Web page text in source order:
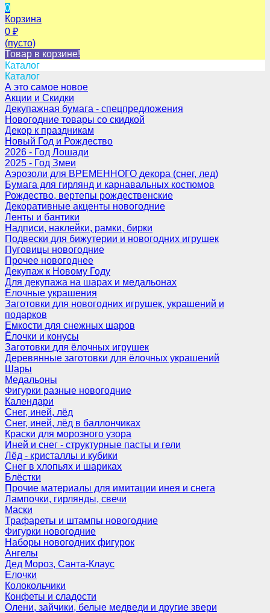
0
Корзина
0 ₽
(пусто)
Товар в корзине!
Каталог
Каталог
А это самое новое
Акции и Скидки
Декупажная бумага - спецпредложения
Новогодние товары со скидкой
Декор к праздникам
Новый Год и Рождество
2026 - Год Лошади
2025 - Год Змеи
Аэрозоли для ВРЕМЕННОГО декора (снег, лед)
Бумага для гирлянд и карнавальных костюмов
Рождество, вертепы рождественские
Декоративные акценты новогодние
Ленты и бантики
Надписи, наклейки, рамки, бирки
Подвески для бижутерии и новогодних игрушек
Пуговицы новогодние
Прочее новогоднее
Декупаж к Новому Году
Для декупажа на шарах и медальонах
Ёлочные украшения
Заготовки для новогодних игрушек, украшений и
подарков
Емкости для снежных шаров
Ёлочки и конусы
Заготовки для ёлочных игрушек
Деревянные заготовки для ёлочных украшений
Шары
Медальоны
Фигурки разные новогодние
Календари
Снег, иней, лёд
Снег, иней, лёд в баллончиках
Краски для морозного узора
Иней и снег - структурные пасты и гели
Лёд - кристаллы и кубики
Снег в хлопьях и шариках
Блёстки
Прочие материалы для имитации инея и снега
Лампочки, гирлянды, свечи
Маски
Трафареты и штампы новогодние
Фигурки новогодние
Наборы новогодних фигурок
Ангелы
Дед Мороз, Санта-Клаус
Елочки
Колокольчики
Конфеты и сладости
Олени, зайчики, белые медведи и другие звери